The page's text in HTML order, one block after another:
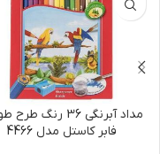
مداد آبرنگی 36 رنگ
فابر کاستل مدل 4466